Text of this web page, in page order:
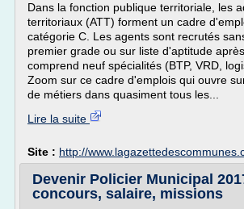
Dans la fonction publique territoriale, les
territoriaux (ATT) forment un cadre
catégorie C. Les agents sont recrutés
premier grade ou sur liste d'aptitude
comprend neuf spécialités (BTP, VRD,
Zoom sur ce cadre d'emplois qui ouvre
de métiers dans quasiment tous les...
Lire la suite
Site : http://
Devenir Policier Municipal
concours, salaire, missions